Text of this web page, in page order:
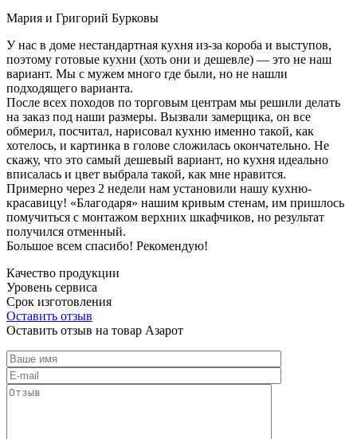
Мария и Григорий Бурковы
У нас в доме нестандартная кухня из-за короба и выступов,
поэтому готовые кухни (хоть они и дешевле) — это не наш
вариант. Мы с мужем много где были, но не нашли
подходящего варианта.
После всех походов по торговым центрам мы решили делать
на заказ под наши размеры. Вызвали замерщика, он все
обмерил, посчитал, нарисовал кухню именно такой, как
хотелось, и картинка в голове сложилась окончательно. Не
скажу, что это самый дешевый вариант, но кухня идеально
вписалась и цвет выбрала такой, как мне нравится.
Примерно через 2 недели нам установили нашу кухню-
красавицу! «Благодаря» нашим кривым стенам, им пришлось
помучиться с монтажом верхних шкафчиков, но результат
получился отменный.
Большое всем спасибо! Рекомендую!
Качество продукции
Уровень сервиса
Срок изготовления
Оставить отзыв
Оставить отзыв на товар Азарот